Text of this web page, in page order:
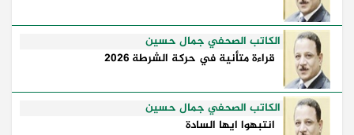
الكاتب الصحفي جمال حسين
قراءة متأنية في حركة الشرطة 2026
الكاتب الصحفي جمال حسين
انتبهوا ايها السادة